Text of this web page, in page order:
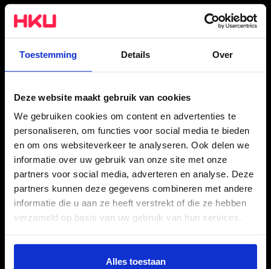
Toestemming Details Over
Deze website maakt gebruik van cookies
We gebruiken cookies om content en advertenties te
personaliseren, om functies voor social media te bieden
en om ons websiteverkeer te analyseren. Ook delen we
informatie over uw gebruik van onze site met onze
partners voor social media, adverteren en analyse. Deze
partners kunnen deze gegevens combineren met andere
informatie die u aan ze heeft verstrekt of die ze hebben
verzameld op basis van uw gebruik van hun services.
Wil je meer weten of de voorkeur aanpassen, bekijk dan
Alles toestaan
Interactive
Performance Design
The study